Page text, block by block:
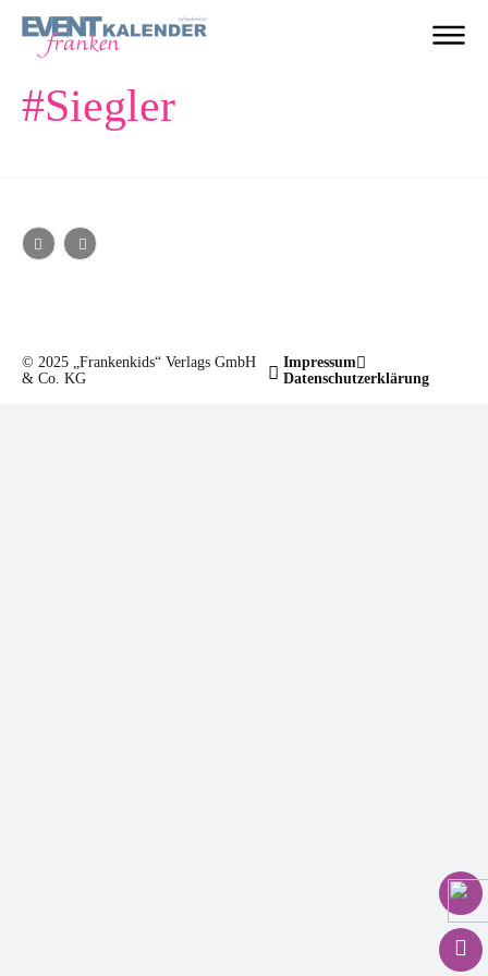
#Siegler
© 2025 „Frankenkids“ Verlags GmbH
& Co. KG
Impressum
Datenschutzerklärung